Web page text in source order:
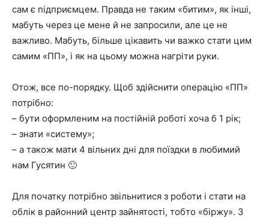
сам є підприємцем. Правда не таким «битим», як інші,
мабуть через це мене й не запросили, але це не
важливо. Мабуть, більше цікавить чи важко стати цим
самим «ПП», і як на цьому можна нагріти руки.
Отож, все по-порядку. Щоб здійснити операцію «ПП»
потрібно:
– бути оформленим на постійній роботі хоча б 1 рік;
– знати «систему»;
– а також мати 4 вільних дні для поїздки в любимий
нам Гусятин 🙂
Для початку потрібно звільнитися з роботи і стати на
облік в районний центр зайнятості, тобто «біржу». З